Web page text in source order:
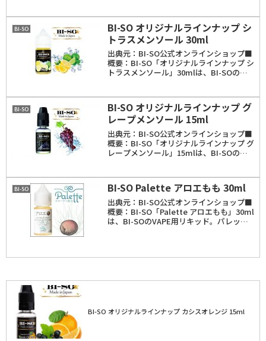
めのコーラフレーバーを合わせた...
BI-SO
BI-SO オリジナルラインナップ シ
トラスメンソール 30ml
出典元：BI-SO公式オンラインショップ■
概要：BI-SO「オリジナルラインナップ シ
トラスメンソール」30mlは、BI-SOの
清涼感をプラスした爽やかな香り。容...
BI-SO
BI-SO オリジナルラインナップ グ
レープメンソール 15ml
出典元：BI-SO公式オンラインショップ■
概要：BI-SO「オリジナルラインナップ グ
レープメンソール」15mlは、BI-SOの
清涼感が感じられるリキッド。容量は...
BI-SO BI-SO Palette アロエもも 30ml
出典元：BI-SO公式オンラインショップ■
概要：BI-SO「Palette アロエもも」30ml
は、BI-SOのVAPE用リキッド。パレット
BI-SO オリジナルラインナップ カシスオレンジ 15ml